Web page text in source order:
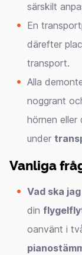
särskilt
En
därefter
transport.
Alla
noggrant
hörnen
under
Vanliga
Vad ska
din
oanvänt i